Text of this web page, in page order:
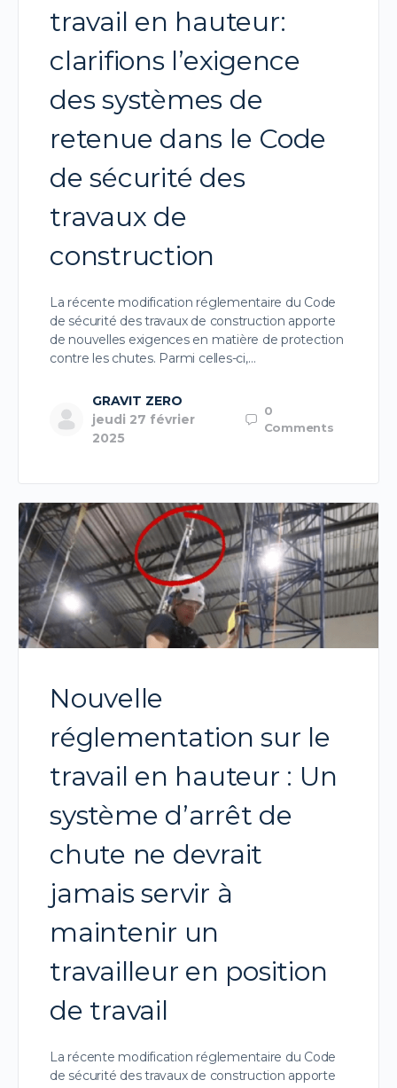
travail en hauteur:
clarifions l’exigence
des systèmes de
retenue dans le Code
de sécurité des
travaux de
construction
La récente modification réglementaire du Code
de sécurité des travaux de construction apporte
de nouvelles exigences en matière de protection
contre les chutes. Parmi celles-ci,…
GRAVIT ZERO
jeudi 27 février
2025
0
Comments
Nouvelle
réglementation sur le
travail en hauteur : Un
système d’arrêt de
chute ne devrait
jamais servir à
maintenir un
travailleur en position
de travail
La récente modification réglementaire du Code
de sécurité des travaux de construction apporte